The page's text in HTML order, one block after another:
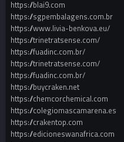
https://blai9.com
https://sgpembalagens.com.br
https://www.livia-benkova.eu/
https://trinetratsense.com/
https://fuadinc.com.br/
https://trinetratsense.com/
https://fuadinc.com.br/
https://buycraken.net
https://chemcorchemical.com
https://colegiomascamarena.es
https://crakentop.com
https://edicioneswanafrica.com